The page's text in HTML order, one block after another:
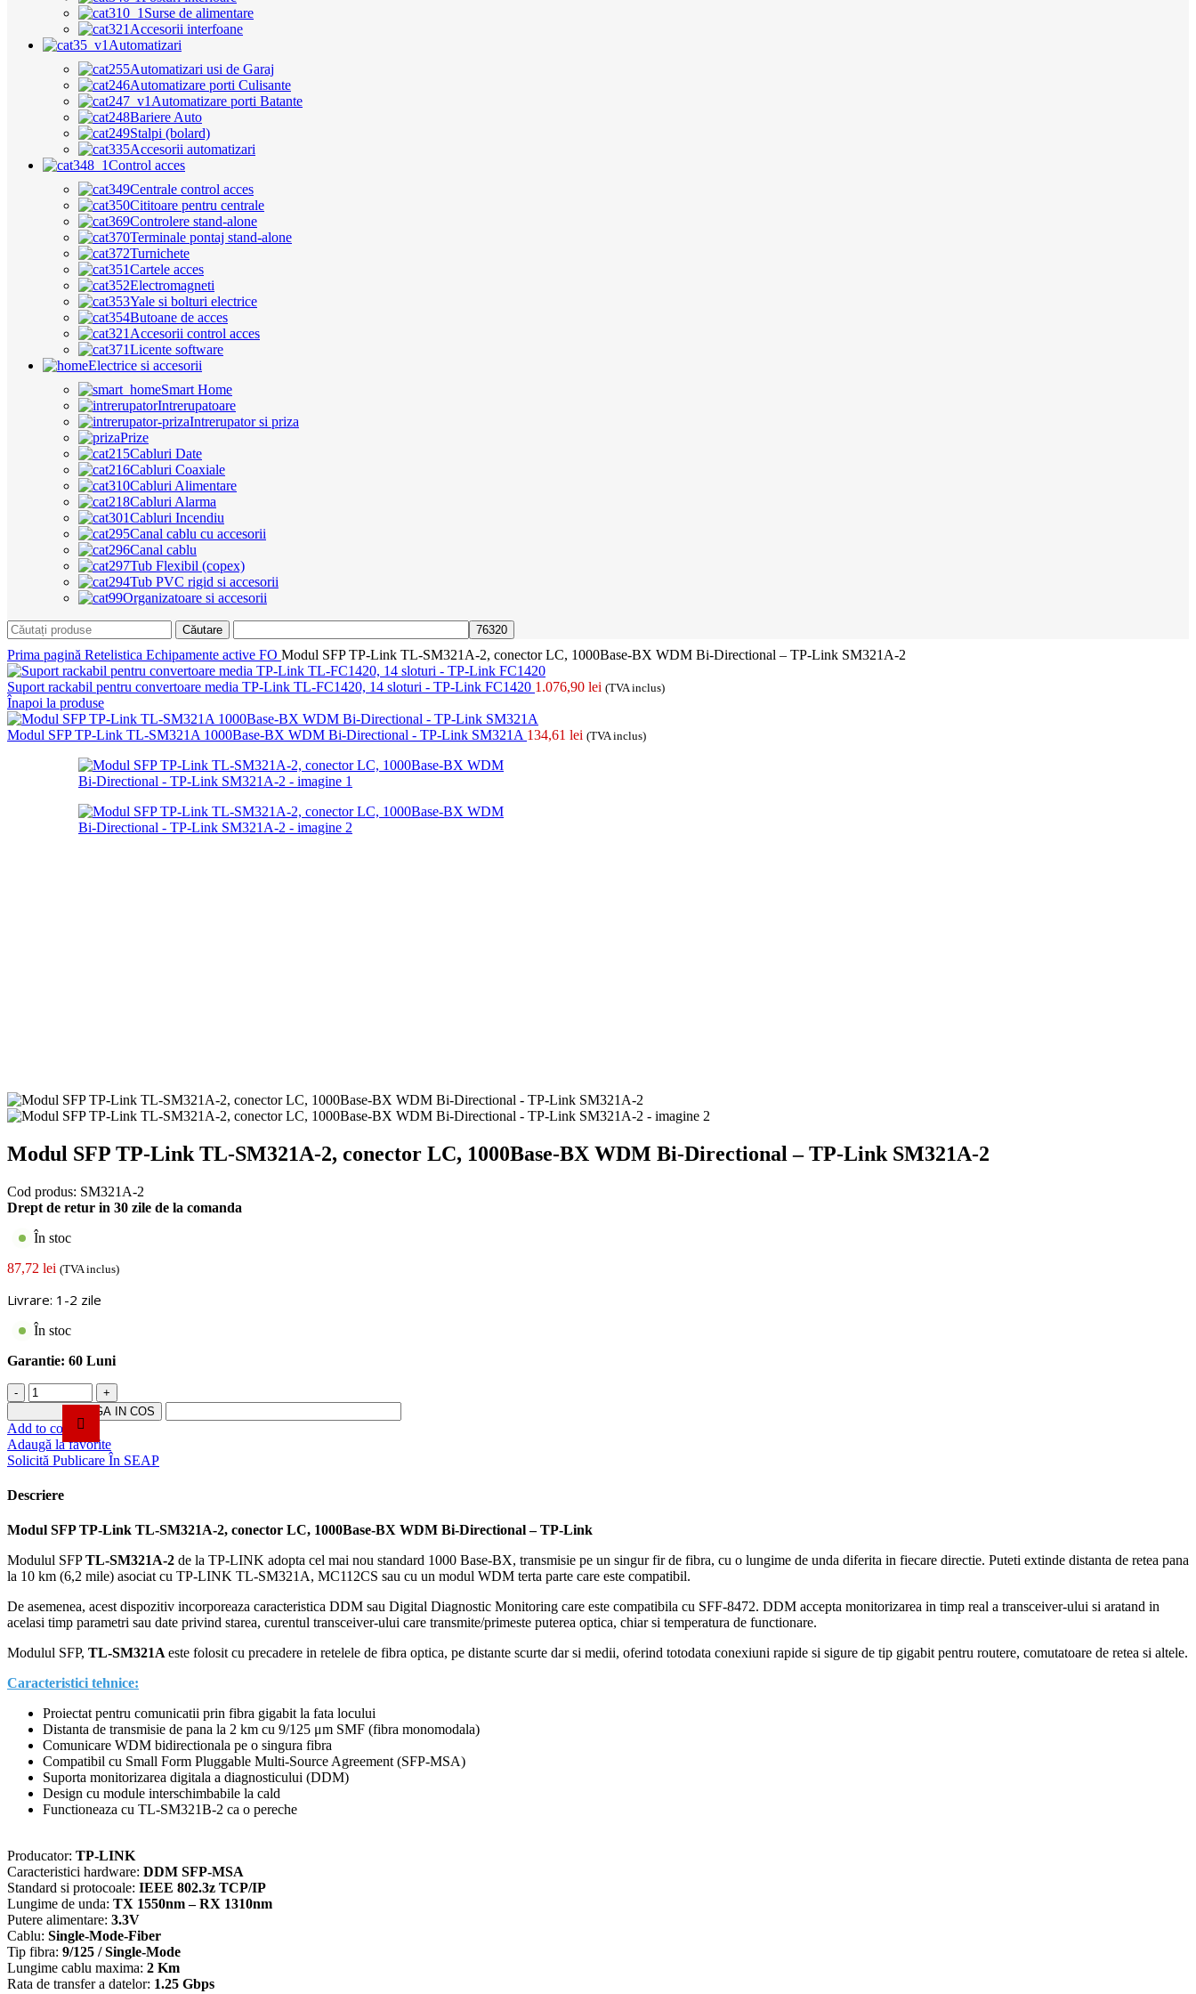
Surse de alimentare
Accesorii interfoane
Automatizari
Automatizari usi de Garaj
Automatizare porti Culisante
Automatizare porti Batante
Bariere Auto
Stalpi (bolard)
Accesorii automatizari
Control acces
Centrale control acces
Cititoare pentru centrale
Controlere stand-alone
Terminale pontaj stand-alone
Turnichete
Cartele acces
Electromagneti
Yale si bolturi electrice
Butoane de acces
Accesorii control acces
Licente software
Electrice si accesorii
Smart Home
Intrerupatoare
Intrerupator si priza
Prize
Cabluri Date
Cabluri Coaxiale
Cabluri Alimentare
Cabluri Alarma
Cabluri Incendiu
Canal cablu cu accesorii
Canal cablu
Tub Flexibil (copex)
Tub PVC rigid si accesorii
Organizatoare si accesorii
Căutare
Prima pagină Retelistica Echipamente active FO Modul SFP TP-Link TL-SM321A-2, conector LC, 1000Base-BX WDM Bi-Directional – TP-Link SM321A-2
Suport rackabil pentru convertoare media TP-Link TL-FC1420, 14 sloturi - TP-Link FC1420 1.076,90 lei (TVA inclus)
Înapoi la produse
Modul SFP TP-Link TL-SM321A 1000Base-BX WDM Bi-Directional - TP-Link SM321A 134,61 lei (TVA inclus)
Modul SFP TP-Link TL-SM321A-2, conector LC, 1000Base-BX WDM Bi-Directional – TP-Link SM321A-2
Cod produs: SM321A-2
Drept de retur in 30 zile de la comanda
În stoc
87,72 lei (TVA inclus)
Livrare: 1-2 zile
În stoc
Garantie: 60 Luni
Cantitate
Modul
SFP
TP-
Link
TL-
SM321A-
2,
LC,
BX
WDM
Directional
-
TP-
Link
SM321A-
2
ADAUGA IN COS
Add to compare
Adaugă la favorite
Solicită Publicare În SEAP
Descriere
Modul SFP TP-Link TL-SM321A-2, conector LC, 1000Base-BX WDM Bi-Directional – TP-Link
Modulul SFPTL-SM321A-2 de la TP-LINK adopta cel mai nou standard 1000 Base-BX, transmisie pe un singur fir de fibra, cu o lungime de unda diferita in fiecare directie. Puteti extinde distanta de retea pana
la 10 km (6,2 mile) asociat cu TP-LINK TL-SM321A, MC112CS sau cu un modul WDM terta parte care este compatibil.
De asemenea, acest dispozitiv incorporeaza caracteristica DDM sau Digital Diagnostic Monitoring care este compatibila cu SFF-8472. DDM accepta monitorizarea in timp real a transceiver-ului si aratand in
acelasi timp parametri sau date privind starea, curentul transceiver-ului care transmite/primeste puterea optica, chiar si temperatura de functionare.
Modulul SFP, TL-SM321A este folosit cu precadere in retelele de fibra optica, pe distante scurte dar si medii, oferind totodata conexiuni rapide si sigure de tip gigabit pentru routere, comutatoare de retea si altele.
Caracteristici tehnice:
Proiectat pentru comunicatii prin fibra gigabit la fata locului
Distanta de transmisie de pana la 2 km cu 9/125 μm SMF (fibra monomodala)
Comunicare WDM bidirectionala pe o singura fibra
Compatibil cu Small Form Pluggable Multi-Source Agreement (SFP-MSA)
Suporta monitorizarea digitala a diagnosticului (DDM)
Design cu module interschimbabile la cald
Functioneaza cu TL-SM321B-2 ca o pereche
Producator: TP-LINK
Caracteristici hardware: DDM SFP-MSA
Standard si protocoale: IEEE 802.3z TCP/IP
Lungime de unda: TX 1550nm – RX 1310nm
Putere alimentare: 3.3V
Cablu: Single-Mode-Fiber
Tip fibra: 9/125 / Single-Mode
Lungime cablu maxima: 2 Km
Rata de transfer a datelor: 1.25 Gbps